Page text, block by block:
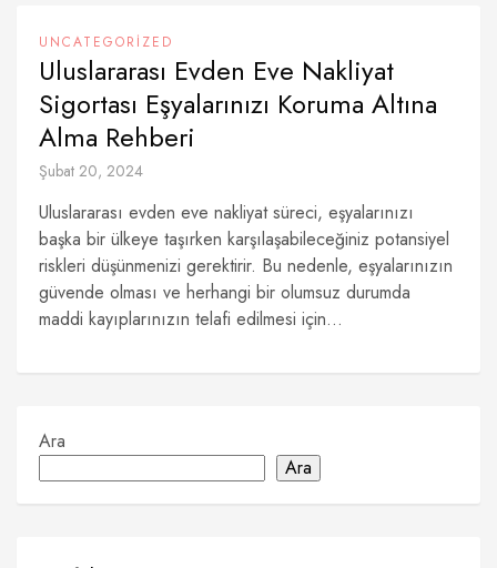
UNCATEGORIZED
Uluslararası Evden Eve Nakliyat
Sigortası Eşyalarınızı Koruma Altına
Alma Rehberi
Şubat 20, 2024
Uluslararası evden eve nakliyat süreci, eşyalarınızı
başka bir ülkeye taşırken karşılaşabileceğiniz potansiyel
riskleri düşünmenizi gerektirir. Bu nedenle, eşyalarınızın
güvende olması ve herhangi bir olumsuz durumda
maddi kayıplarınızın telafi edilmesi için...
Ara
Ara